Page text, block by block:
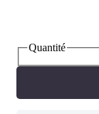
Quantité